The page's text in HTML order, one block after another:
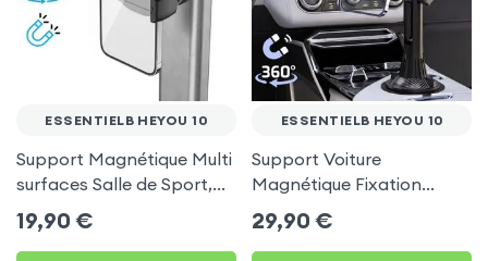
ESSENTIELB HEYOU 10
Support Magnétique Multi
surfaces Salle de Sport,
frigo pour Essentielb
HEYou 10
19,90 €
ESSENTIELB HEYOU 10
Support Voiture
Magnétique Fixation
Porte-gobelet pour
Essentielb HEYou 10
29,90 €